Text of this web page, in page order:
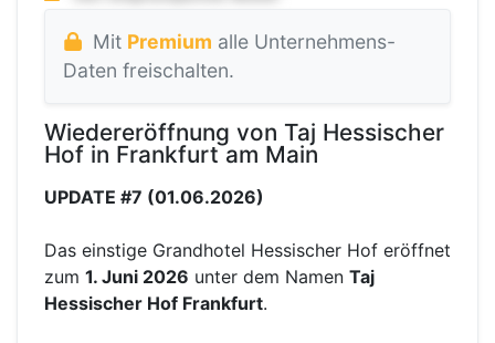
Mit Premium alle Unternehmens-
Daten freischalten.
Wiedereröffnung von Taj Hessischer
Hof in Frankfurt am Main
UPDATE #7 (01.06.2026)
Das einstige Grandhotel Hessischer Hof eröffnet
zum 1. Juni 2026 unter dem Namen Taj
Hessischer Hof Frankfurt.